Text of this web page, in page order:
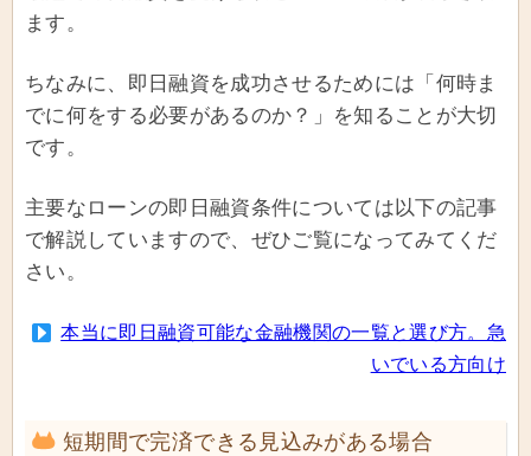
ます。
ちなみに、即日融資を成功させるためには「何時ま
でに何をする必要があるのか？」を知ることが大切
です。
主要なローンの即日融資条件については以下の記事
で解説していますので、ぜひご覧になってみてくだ
さい。
本当に即日融資可能な金融機関の一覧と選び方。急
いでいる方向け
短期間で完済できる見込みがある場合